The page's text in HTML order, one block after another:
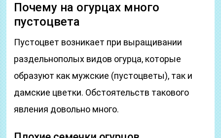
Почему на огурцах много
пустоцвета
Пустоцвет возникает при выращивании
раздельнополых видов огурца, которые
образуют как мужские (пустоцветы), так и
дамские цветки. Обстоятельств такового
явления довольно много.